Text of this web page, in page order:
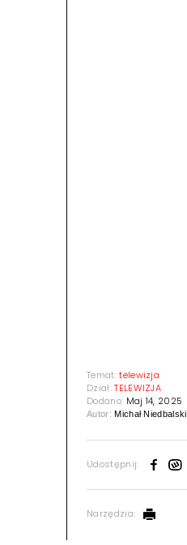
Temat:telewizja
Dział:TELEWIZJA
Dodano: Maj 14, 2025
Autor:Michał Niedbalski
Udostępnij:
Narzędzia: